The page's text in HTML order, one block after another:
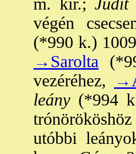
m. kir.; Judit
végén
(*990 k.)
→Sarolta
vezéréhez,
leány (*994
utóbbi